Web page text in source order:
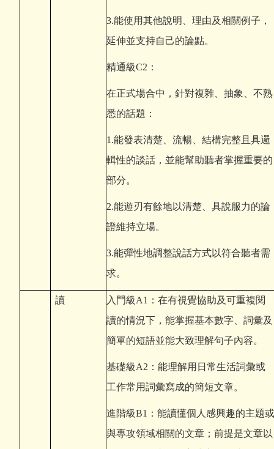
3.能使用其他說明、理由及相關例子，
延伸並支持自己的論點。
精通級C2：
在正式場合中，針對複雜、抽象、不熟
悉的話題：
1.能發表清楚、流暢、結構完整且具邏
輯性的談話，並能幫助聽者掌握重要的
部分。
2.能遊刃有餘地以清楚、具說服力的論
證維持立場。
3.能彈性地調整說話方式以符合聽者需
求。
讀
入門級A1：在有視覺協助及可重複閱
讀的情況下，能掌握基本數字、詞彙及
簡單的短語並能大致理解句子內容。
基礎級A2：能理解用日常生活詞彙或
工作常用詞彙寫成的簡短文章。
進階級B1：能讀懂個人感興趣的主題或
與專攻領域相關的文章；前提是文章以